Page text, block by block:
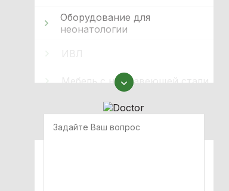
Оборудование для
неонатологии
Мебель с нержавеющей стали
Оборудование для
иммобилизации